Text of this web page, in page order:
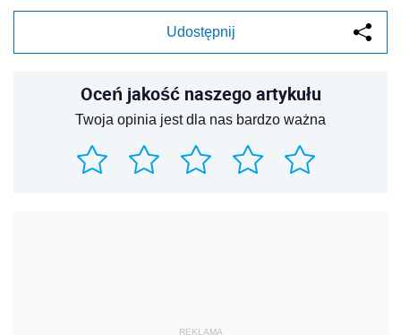
Udostępnij
Oceń jakość naszego artykułu
Twoja opinia jest dla nas bardzo ważna
REKLAMA